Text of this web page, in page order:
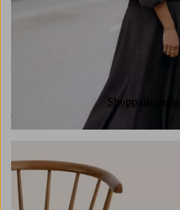
Shoppaile